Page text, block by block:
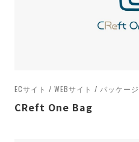
ECサイト / WEBサイト / パッケー
CReft One Bag